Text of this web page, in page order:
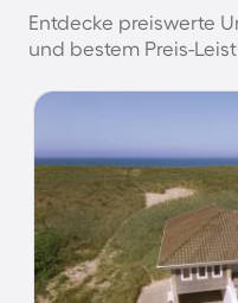
Entdecke preiswerte
und bestem Preis-